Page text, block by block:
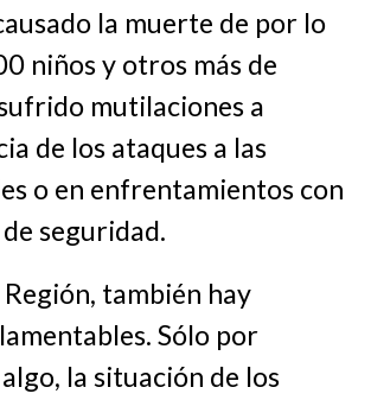
la muerte de por lo
niños y otros más de
mutilaciones a
de los ataques a las
o en enfrentamientos con
seguridad.
también hay
Sólo por
la situación de los